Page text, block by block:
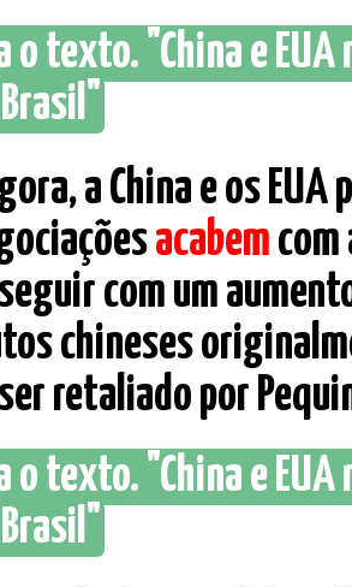
o texto. "China e
Brasil"
a China e os
acabem
com um
chineses
retaliado por
o texto. "China e
Brasil"